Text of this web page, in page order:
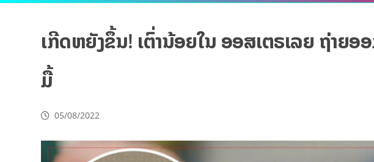
ເກີດຫຍັງຂຶ້ນ! ເຕົ່ານ້ອຍໃນ ອອສເຕຣເລຍ ຖ່າຍ
ມື້
05/08/2022